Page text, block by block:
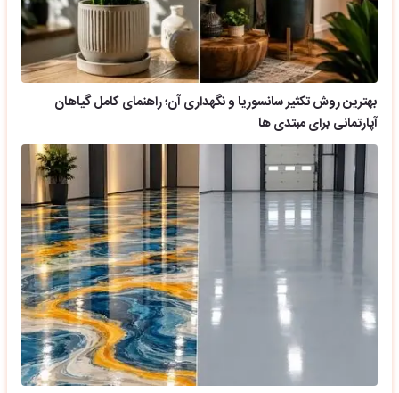
بهترین روش تکثیر سانسوریا و نگهداری آن؛ راهنمای کامل گیاهان
آپارتمانی برای مبتدی ها